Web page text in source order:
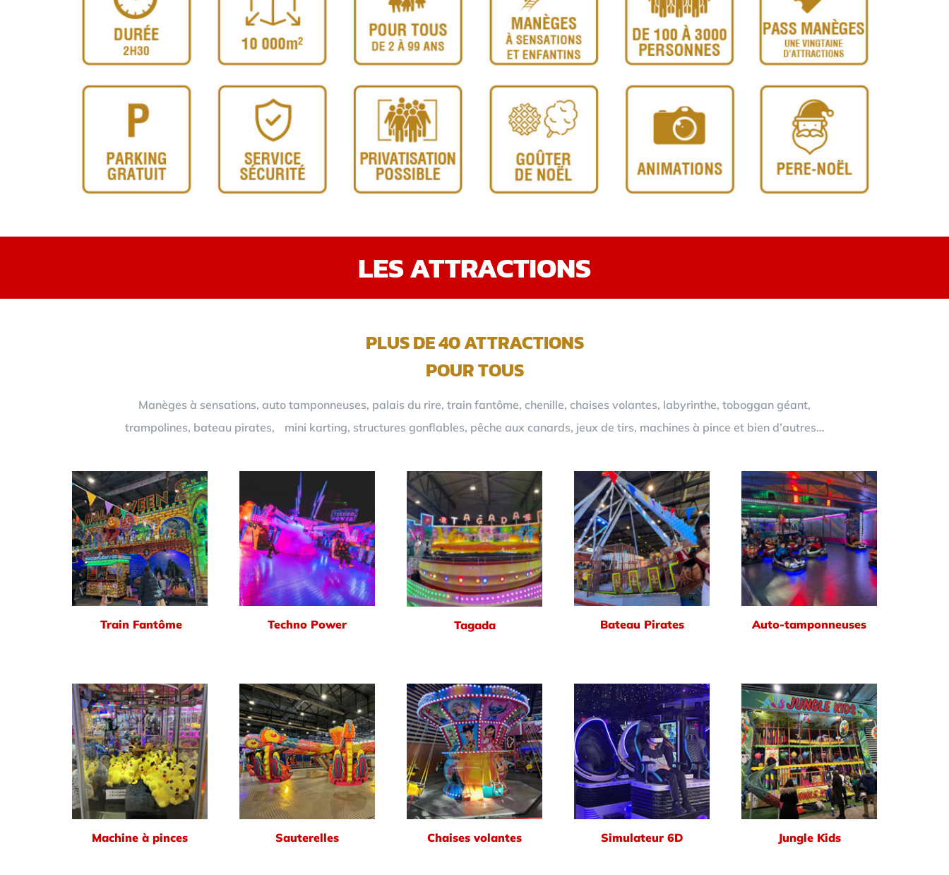
LES ATTRACTIONS
PLUS DE 40 ATTRACTIONS
POUR TOUS
Manèges à sensations, auto tamponneuses, palais du rire, train fantôme, chenille, chaises volantes, labyrinthe, toboggan géant,
trampolines, bateau pirates, mini karting, structures gonflables, pêche aux canards, jeux de tirs, machines à pince et bien d’autres…
Train Fantôme Techno Power Tagada Bateau Pirates Auto-tamponneuses
Machine à pinces Sauterelles Chaises volantes Simulateur 6D Jungle Kids